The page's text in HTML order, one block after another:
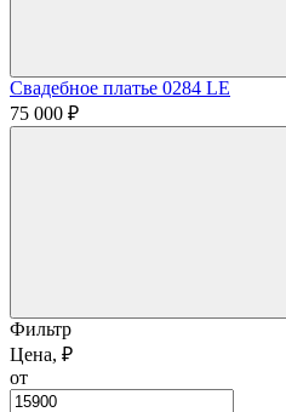
Свадебное платье 0284 LE
75 000 ₽
Фильтр
Цена, ₽
от